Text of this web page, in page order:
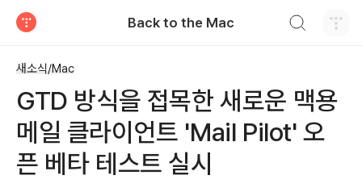
Back to the Mac
새소식/Mac
GTD 방식을 접목한 새로운 맥용
메일 클라이언트 'Mail Pilot' 오
픈 베타 테스트 실시